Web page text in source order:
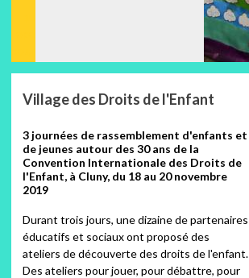
Village des Droits de l'Enfant
3 journées de rassemblement d'enfants et
de jeunes autour des 30 ans de la
Convention Internationale des Droits de
l'Enfant, à Cluny, du 18 au 20 novembre
2019
Durant trois jours, une dizaine de partenaires
éducatifs et sociaux ont proposé des
ateliers de découverte des droits de l'enfant.
Des ateliers pour jouer, pour débattre, pour